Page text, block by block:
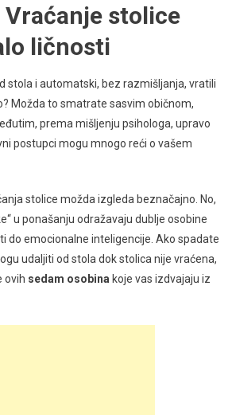
stolice
ličnosti
stola i automatski, bez razmišljanja, vratili
Možda to smatrate sasvim običnom,
prema mišljenju psihologa, upravo
postupci mogu mnogo reći o vašem
stolice možda izgleda beznačajno. No,
u ponašanju odražavaju dublje osobine
do emocionalne inteligencije. Ako spadate
udaljiti od stola dok stolica nije vraćena,
ovih sedam osobina koje vas izdvajaju iz